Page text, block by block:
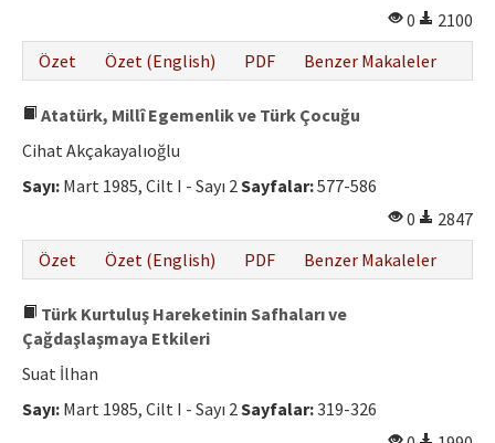
0
2100
Özet
Özet (English) PDF Benzer Makaleler
Atatürk, Millî Egemenlik ve Türk Çocuğu
Cihat Akçakayalıoğlu
Sayı: Mart 1985, Cilt I - Sayı 2Sayfalar:577-586
0
2847
Özet
Özet (English) PDF Benzer Makaleler
Türk Kurtuluş Hareketinin Safhaları ve
Çağdaşlaşmaya Etkileri
Suat İlhan
Sayı: Mart 1985, Cilt I - Sayı 2Sayfalar:319-326